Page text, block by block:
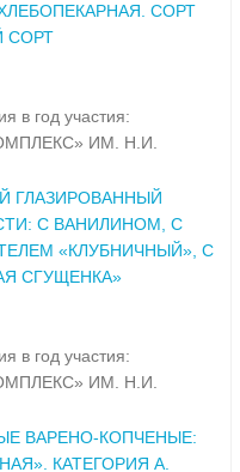
СОРТ
СОРТ
в год участия:
ИМ. Н.И.
ГЛАЗИРОВАННЫЙ
С ВАНИЛИНОМ, С
«КЛУБНИЧНЫЙ», С
СГУЩЕНКА»
в год участия:
ИМ. Н.И.
ВАРЕНО-КОПЧЕНЫЕ:
КАТЕГОРИЯ А.